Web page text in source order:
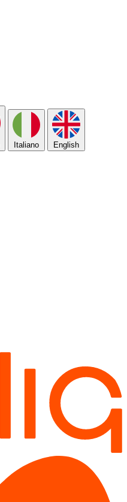
Italiano English